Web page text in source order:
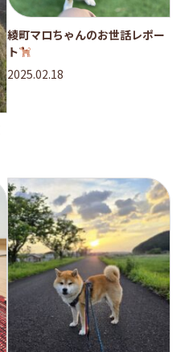
綾町マロちゃんのお世話レポー
ト
2025.02.18